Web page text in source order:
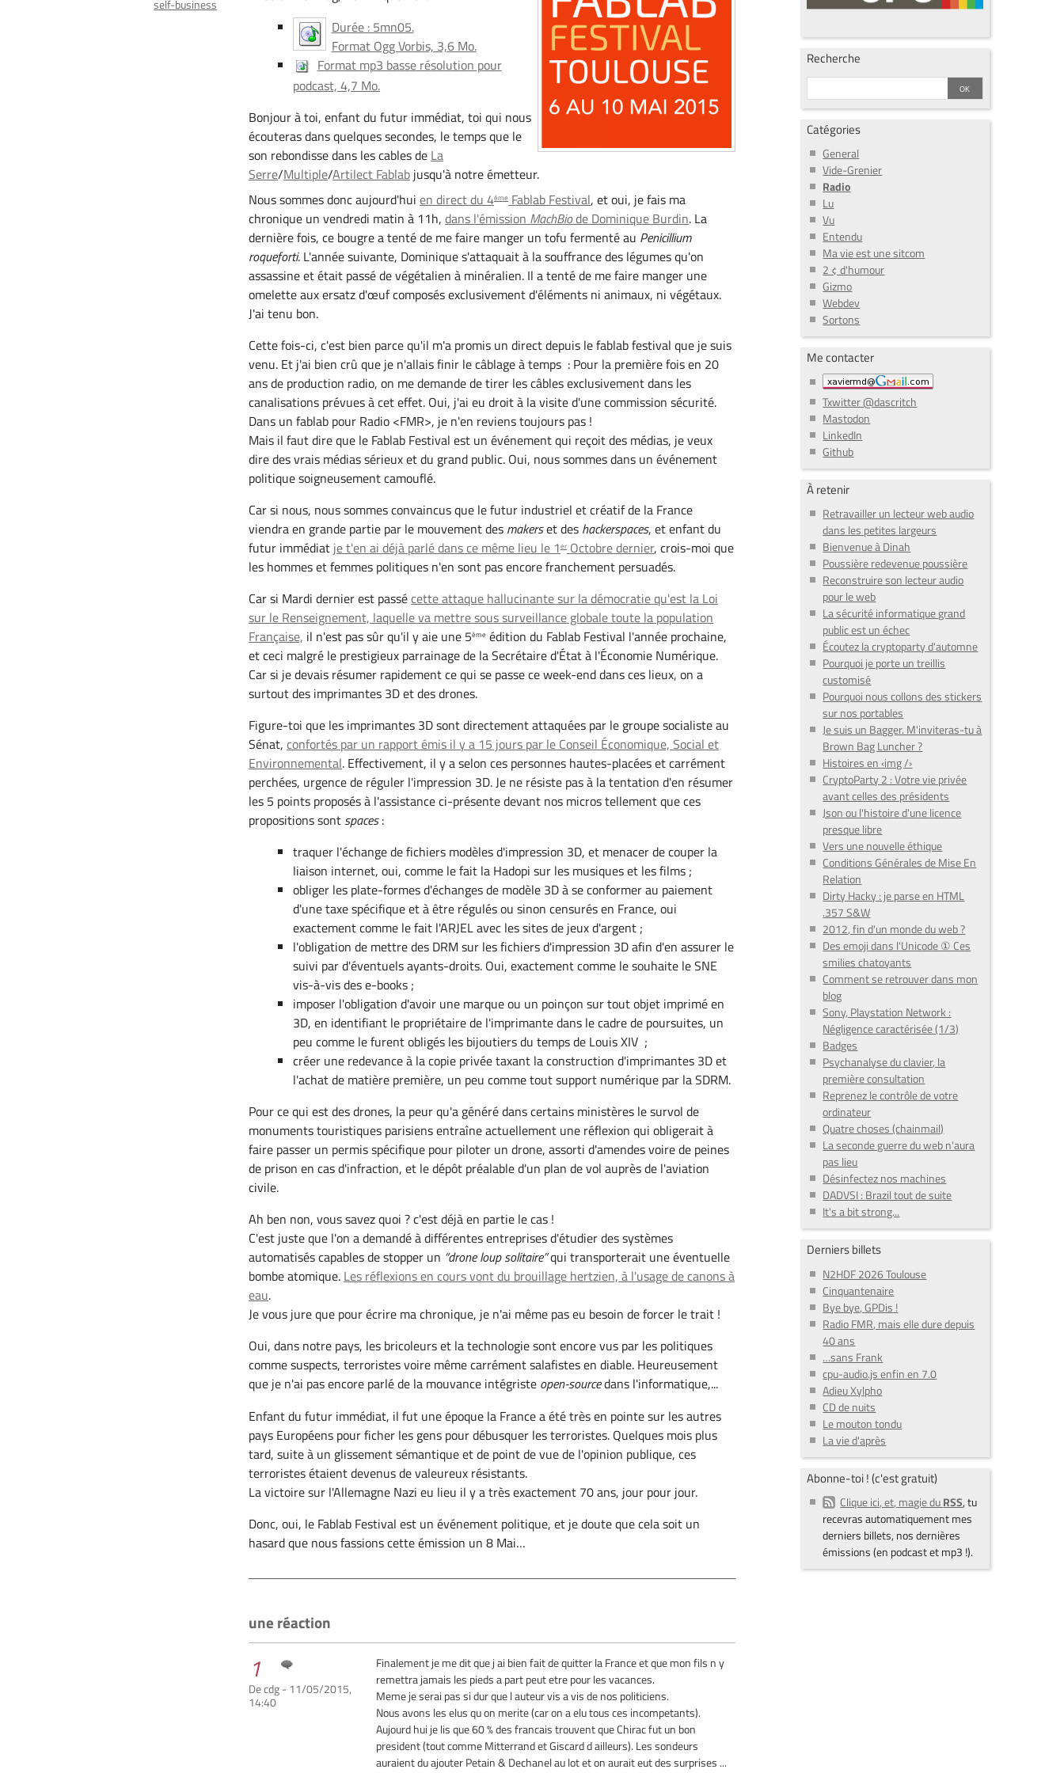
self-business
Durée : 5mn05.
Format Ogg Vorbis, 3,6 Mo.
Format mp3 basse résolution pour
podcast, 4,7 Mo.
Bonjour à toi, enfant du futur immédiat, toi qui nous
écouteras dans quelques secondes, le temps que le
son rebondisse dans les cables de La
Serre/Multiple/Artilect Fablab jusqu'à notre émetteur.
Nous sommes donc aujourd'huien direct du 4ème Fablab Festival, et oui, je fais ma
chronique un vendredi matin à 11h,dans l'émission MachBiode Dominique Burdin. La
dernière fois, ce bougre a tenté de me faire manger un tofu fermenté au Penicillium
roqueforti. L'année suivante, Dominique s'attaquait à la souffrance des légumes qu'on
assassine et était passé de végétalien à minéralien. Il a tenté de me faire manger une
omelette aux ersatz d'œuf composés exclusivement d'éléments ni animaux, ni végétaux.
J'ai tenu bon.
Cette fois-ci, c'est bien parce qu'il m'a promis un direct depuis le fablab festival que je suis
venu. Et j'ai bien crû que je n'allais finir le câblage à temps : Pour la première fois en 20
ans de production radio, on me demande de tirer les câbles exclusivement dans les
canalisations prévues à cet effet. Oui, j'ai eu droit à la visite d'une commission sécurité.
Dans un fablab pour Radio <FMR>, je n'en reviens toujours pas !
Mais il faut dire que le Fablab Festival est un événement qui reçoit des médias, je veux
dire des vrais médias sérieux et du grand public. Oui, nous sommes dans un événement
politique soigneusement camouflé.
Car si nous, nous sommes convaincus que le futur industriel et créatif de la France
viendra en grande partie par le mouvement des makerset des hackerspaces, et enfant du
futur immédiat je t'en ai déjà parlé dans ce même lieu le 1er Octobre dernier, crois-moi que
les hommes et femmes politiques n'en sont pas encore franchement persuadés.
Car si Mardi dernier est passécette attaque hallucinante sur la démocratie qu'est la Loi
sur le Renseignement, laquelle va mettre sous surveillance globale toute la population
Française, il n'est pas sûr qu'il y aie une 5ème édition du Fablab Festival l'année prochaine,
et ceci malgré le prestigieux parrainage de la Secrétaire d'État à l'Économie Numérique.
Car si je devais résumer rapidement ce qui se passe ce week-end dans ces lieux, on a
surtout des imprimantes 3D et des drones.
Figure-toi que les imprimantes 3D sont directement attaquées par le groupe socialiste au
Sénat,confortés par un rapport émis il y a 15 jours par le Conseil Économique, Social et
Environnemental. Effectivement, il y a selon ces personnes hautes-placées et carrément
perchées, urgence de réguler l'impression 3D. Je ne résiste pas à la tentation d'en résumer
les 5 points proposés à l'assistance ci-présente devant nos micros tellement que ces
propositions sont spaces:
traquer l'échange de fichiers modèles d'impression 3D, et menacer de couper la
liaison internet, oui, comme le fait la Hadopi sur les musiques et les films ;
obliger les plate-formes d'échanges de modèle 3D à se conformer au paiement
d'une taxe spécifique et à être régulés ou sinon censurés en France, oui
exactement comme le fait l'ARJEL avec les sites de jeux d'argent ;
l'obligation de mettre des DRM sur les fichiers d'impression 3D afin d'en assurer le
suivi par d'éventuels ayants-droits. Oui, exactement comme le souhaite le SNE
vis-à-vis des e-books ;
imposer l'obligation d'avoir une marque ou un poinçon sur tout objet imprimé en
3D, en identifiant le propriétaire de l'imprimante dans le cadre de poursuites, un
peu comme le furent obligés les bijoutiers du temps de Louis XIV ;
créer une redevance à la copie privée taxant la construction d'imprimantes 3D et
l'achat de matière première, un peu comme tout support numérique par la SDRM.
Pour ce qui est des drones, la peur qu'a généré dans certains ministères le survol de
monuments touristiques parisiens entraîne actuellement une réflexion qui obligerait à
faire passer un permis spécifique pour piloter un drone, assorti d'amendes voire de peines
de prison en cas d'infraction, et le dépôt préalable d'un plan de vol auprès de l'aviation
civile.
Ah ben non, vous savez quoi ? c'est déjà en partie le cas !
C'est juste que l'on a demandé à différentes entreprises d'étudier des systèmes
automatisés capables de stopper un drone loup solitaire qui transporterait une éventuelle
bombe atomique. Les réflexions en cours vont du brouillage hertzien, à l'usage de canons à
eau.
Je vous jure que pour écrire ma chronique, je n'ai même pas eu besoin de forcer le trait !
Oui, dans notre pays, les bricoleurs et la technologie sont encore vus par les politiques
comme suspects, terroristes voire même carrément salafistes en diable. Heureusement
que je n'ai pas encore parlé de la mouvance intégriste open-sourcedans l'informatique,...
Enfant du futur immédiat, il fut une époque la France a été très en pointe sur les autres
pays Européens pour ficher les gens pour débusquer les terroristes. Quelques mois plus
tard, suite à un glissement sémantique et de point de vue de l'opinion publique, ces
terroristes étaient devenus de valeureux résistants.
La victoire sur l'Allemagne Nazi eu lieu il y a très exactement 70 ans, jour pour jour.
Donc, oui, le Fablab Festival est un événement politique, et je doute que cela soit un
hasard que nous fassions cette émission un 8 Mai…
une réaction
1
De cdg - 11/05/2015,
14:40
Finalement je me dit que j ai bien fait de quitter la France et que mon fils n y
remettra jamais les pieds a part peut etre pour les vacances.
Meme je serai pas si dur que l auteur vis a vis de nos politiciens.
Nous avons les elus qu on merite (car on a elu tous ces incompetants).
Aujourd hui je lis que 60 % des francais trouvent que Chirac fut un bon
president (tout comme Mitterrand et Giscard d ailleurs). Les sondeurs
auraient du ajouter Petain & Dechanel au lot et on aurait eut des surprises ...
Recherche
Catégories
General
Vide-Grenier
Radio
Lu
Vu
Entendu
Ma vie est une sitcom
2 ¢ d'humour
Gizmo
Webdev
Sortons
Me contacter
Txwitter @dascritch
Mastodon
LinkedIn
Github
À retenir
Retravailler un lecteur web audio
dans les petites largeurs
Bienvenue à Dinah
Poussière redevenue poussière
Reconstruire son lecteur audio
pour le web
La sécurité informatique grand
public est un échec
Écoutez la cryptoparty d'automne
Pourquoi je porte un treillis
customisé
Pourquoi nous collons des stickers
sur nos portables
Je suis un Bagger. M'inviteras-tu à
Brown Bag Luncher ?
Histoires en ‹img /›
CryptoParty 2 : Votre vie privée
avant celles des présidents
Json ou l'histoire d'une licence
presque libre
Vers une nouvelle éthique
Conditions Générales de Mise En
Relation
Dirty Hacky : je parse en HTML
.357 S&W
2012, fin d'un monde du web ?
Des emoji dans l'Unicode ① Ces
smilies chatoyants
Comment se retrouver dans mon
blog
Sony, Playstation Network :
Négligence caractérisée (1/3)
Badges
Psychanalyse du clavier, la
première consultation
Reprenez le contrôle de votre
ordinateur
Quatre choses (chainmail)
La seconde guerre du web n'aura
pas lieu
Désinfectez nos machines
DADVSI : Brazil tout de suite
It's a bit strong...
Derniers billets
N2HDF 2026 Toulouse
Cinquantenaire
Bye bye, GPDis !
Radio FMR, mais elle dure depuis
40 ans
…sans Frank
cpu-audio.js enfin en 7.0
Adieu Xylpho
CD de nuits
Le mouton tondu
La vie d'après
Abonne-toi ! (c'est gratuit)
Clique ici, et, magie duRSS, tu
recevras automatiquement mes
derniers billets, nos dernières
émissions (en podcast et mp3 !).